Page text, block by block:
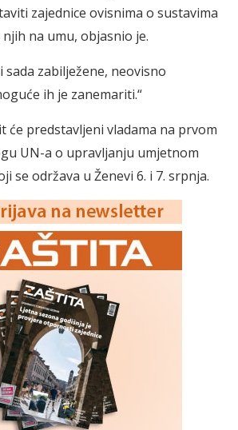
zajednice ovisnima o sustavima
na umu, objasnio je.
zabilježene, neovisno
ih je zanemariti.“
će predstavljeni vladama na prvom
UN-a o upravljanju umjetnom
se održava u Ženevi 6. i 7. srpnja.